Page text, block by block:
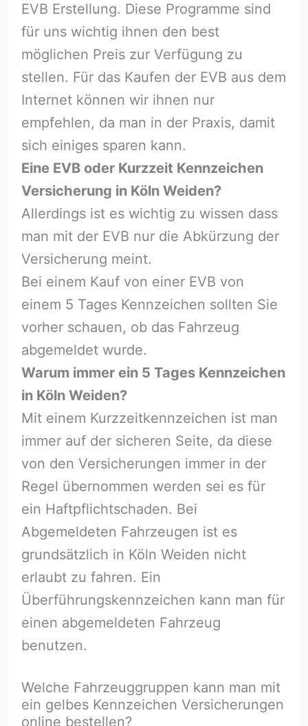
EVB Erstellung. Diese Programme sind
für uns wichtig ihnen den best
möglichen Preis zur Verfügung zu
stellen. Für das Kaufen der EVB aus dem
Internet können wir ihnen nur
empfehlen, da man in der Praxis, damit
sich einiges sparen kann.
Eine EVB oder Kurzzeit Kennzeichen
Versicherung in Köln Weiden?
Allerdings ist es wichtig zu wissen dass
man mit der EVB nur die Abkürzung der
Versicherung meint.
Bei einem Kauf von einer EVB von
einem 5 Tages Kennzeichen sollten Sie
vorher schauen, ob das Fahrzeug
abgemeldet wurde.
Warum immer ein 5 Tages Kennzeichen
in Köln Weiden?
Mit einem Kurzzeitkennzeichen ist man
immer auf der sicheren Seite, da diese
von den Versicherungen immer in der
Regel übernommen werden sei es für
ein Haftpflichtschaden. Bei
Abgemeldeten Fahrzeugen ist es
grundsätzlich in Köln Weiden nicht
erlaubt zu fahren. Ein
Überführungskennzeichen kann man für
einen abgemeldeten Fahrzeug
benutzen.
Welche Fahrzeuggruppen kann man mit
ein gelbes Kennzeichen Versicherungen
online bestellen?